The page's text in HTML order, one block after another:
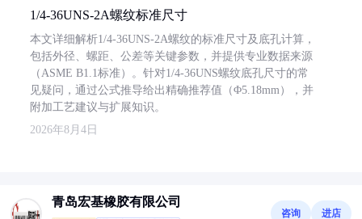
1/4-36UNS-2A螺纹标准尺寸
本文详细解析1/4-36UNS-2A螺纹的标准尺寸及底孔计算，
包括外径、螺距、公差等关键参数，并提供专业数据来源
（ASME B1.1标准）。针对1/4-36UNS螺纹底孔尺寸的常
见疑问，通过公式推导给出精确推荐值（Φ5.18mm），并
附加工艺建议与扩展知识。
2026年8月4日
青岛宏基橡胶有限公司
咨询 进店